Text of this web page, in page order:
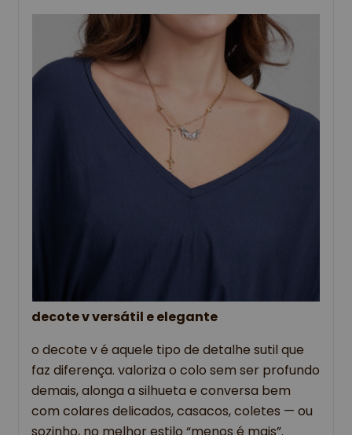
decote v versátil e elegante
o decote v é aquele tipo de detalhe sutil que
faz diferença. valoriza o colo sem ser profundo
demais, alonga a silhueta e conversa bem
com colares delicados, casacos, coletes — ou